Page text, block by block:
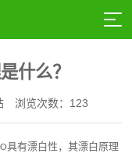
什么？
浏览次数：123
具有漂白性，其漂白原理